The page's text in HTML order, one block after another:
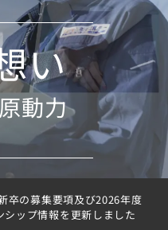
い
動力
卒の募集要項及び2026年度
シップ情報を更新しました